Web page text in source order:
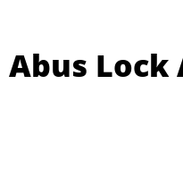
Abus Lock